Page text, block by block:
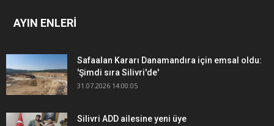
AYIN ENLERİ
Safaalan Kararı Danamandıra için emsal oldu:
'Şimdi sıra Silivri'de'
31.07.2026 14:00:05
Silivri ADD ailesine yeni üye